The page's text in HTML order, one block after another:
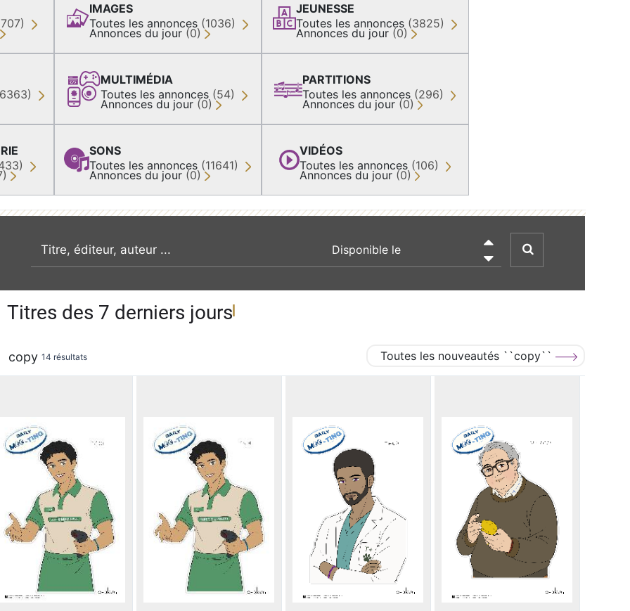
IMAGES
Toutes les annonces (1036)
Annonces du jour (0)
MULTIMÉDIA
Toutes les annonces (54)
Annonces du jour (0)
SONS
Toutes les annonces (11641)
Annonces du jour (0)
JEUNESSE
Toutes les annonces (3825)
Annonces du jour (0)
PARTITIONS
Toutes les annonces (296)
Annonces du jour (0)
VIDÉOS
Toutes les annonces (106)
Annonces du jour (0)
recherche par mot clé

Titres des 7 derniers jours
copy 14 résultats Toutes les nouveautés ``copy``